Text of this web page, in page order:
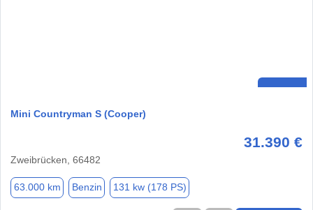
Mini Countryman S (Cooper)
31.390 €
Zweibrücken, 66482
63.000 km Benzin 131 kw (178 PS)